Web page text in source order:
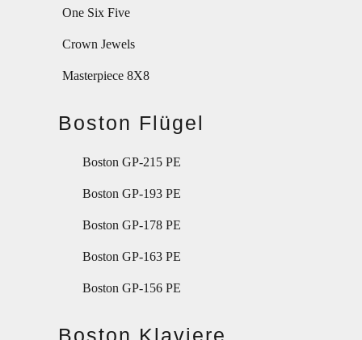
One Six Five
Crown Jewels
Masterpiece 8X8
Boston Flügel
Boston GP-215 PE
Boston GP-193 PE
Boston GP-178 PE
Boston GP-163 PE
Boston GP-156 PE